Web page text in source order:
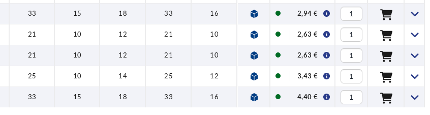
33 15 18 33 16 2,94 €
21 10 12 21 10 2,63 €
21 10 12 21 10 2,63 €
25 10 14 25 12 3,43 €
33 15 18 33 16 4,40 €